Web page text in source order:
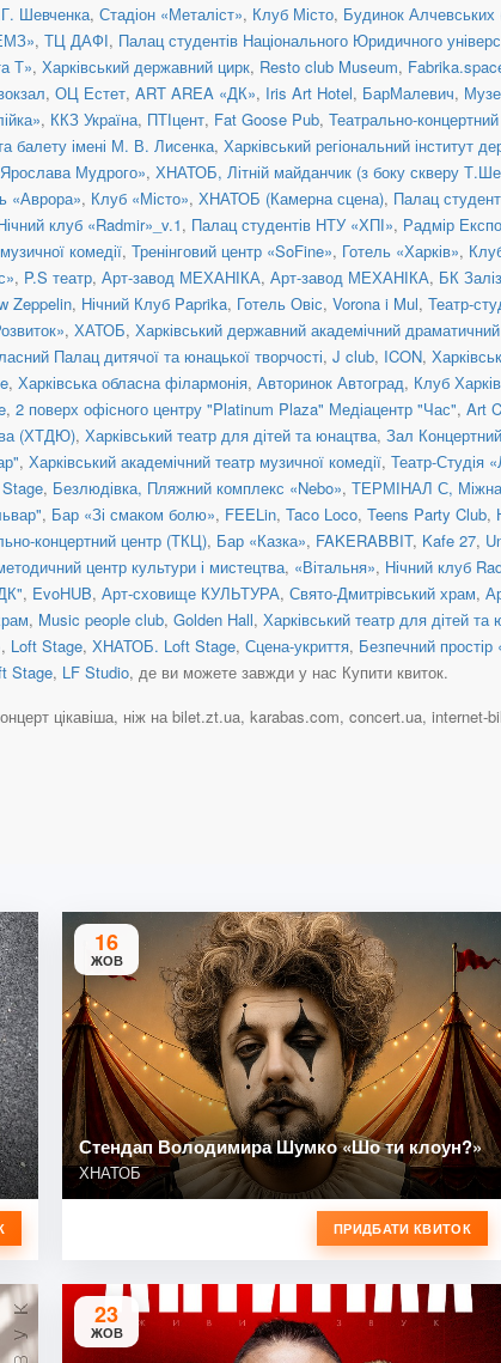
Шевченка, Стадіон «Металіст», Клуб Місто, Будинок Алчевських
, ТЦ ДАФІ, Палац студентів Національного Юридичного
Т», Харківський державний цирк, Resto club Museum,
, ОЦ Естет, ART AREA «ДК», Iris Art Hotel, БарМалевич,
, ККЗ Україна, ПТІцент, Fat Goose Pub, Театрально-
балету імені М. В. Лисенка, Харківський регіональний інститут
Мудрого», ХНАТОБ, Літній майданчик (з боку скверу
«Аврора», Клуб «Місто», ХНАТОБ (Камерна сцена), Палац
клуб «Radmir»_v.1, Палац студентів НТУ «ХПІ», Радмір
комедії, Тренінговий центр «SoFine», Готель «Харків»,
, P.S театр, Арт-завод МЕХАНІКА, Арт-завод МЕХАНІКА, БК
Zeppelin, Нічний Клуб Paprika, Готель Овіс, Vorona i Mul, Театр-
, ХАТОБ, Харківський державний академічний
Палац дитячої та юнацької творчості, J club, ICON,
, Харківська обласна філармонія, Авторинок Автоград, Клуб
, 2 поверх офісного центру "Platinum Plaza" Медіацентр "Час", Art
(ХТДЮ), Харківський театр для дітей та юнацтва, Зал
, Харківський академічний театр музичної комедії, Театр-Студія
, Безлюдівка, Пляжний комплекс «Nebo», ТЕРМІНАЛ С,
, Бар «Зі смаком болю», FEELin, Taco Loco, Teens Party Club,
концертний центр (ТКЦ), Бар «Казка», FAKERABBIT, Kafe 27,
центр культури і мистецтва, «Вітальня», Нічний клуб
, EvoHUB, Арт-сховище КУЛЬТУРА, Свято-Дмитрівський храм,
, Music people club, Golden Hall, Харківський театр для дітей
, Loft Stage, ХНАТОБ. Loft Stage, Сцена-укриття, Безпечний простір
Stage, LF Studio, де ви можете завжди у нас Купити квиток.
цікавіша, ніж на bilet.zt.ua, karabas.com, concert.ua, internet-
16
ЖОВ
Стендап Володимира Шумко «Шо ти клоун?»
ХНАТОБ
ПРИДБАТИ КВИТОК
23
ЖОВ